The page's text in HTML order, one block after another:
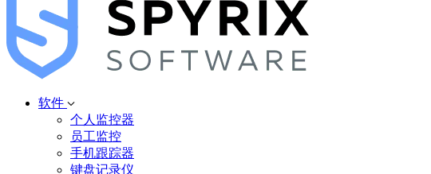
软件
个人监控器
员工监控
手机跟踪器
键盘记录仪